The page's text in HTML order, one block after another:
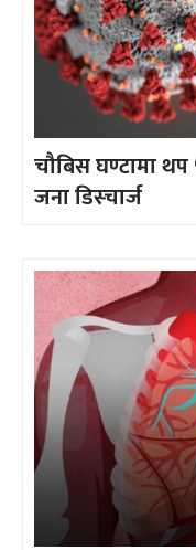
चौबिस घण्टामा
जना डिस्चार्ज